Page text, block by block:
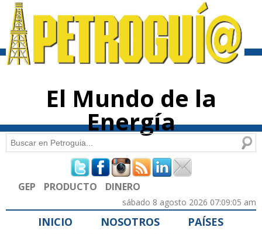
contenido
El Mundo de la
Energía
Formulario de búsqueda
Buscar
GEP PRODUCTO DINERO
sábado 8 agosto 2026 07:09:05 am
INICIO NOSOTROS
PAÍSES